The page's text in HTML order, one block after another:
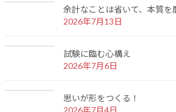
余計なことは省いて、本質を
2026年7月13日
試験に臨む心構え
2026年7月6日
思いが形をつくる！
2026年7月4日